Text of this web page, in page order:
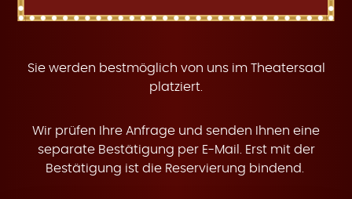
r Sie werden bestmöglich von uns im Theatersaal
platziert.
Wir prüfen Ihre Anfrage und senden Ihnen eine
separate Bestätigung per E-Mail. Erst mit der
Bestätigung ist die Reservierung bindend.